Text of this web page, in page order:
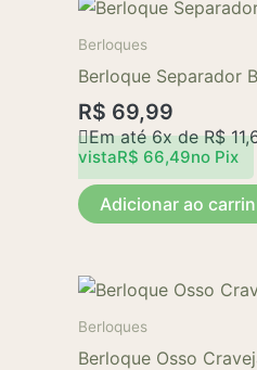
Berloques
Berloque Separador
R$ 69,99
Em até 6x deR$
vistaR$ 66,49no Pix
Adicionar ao
Berloques
Berloque Osso